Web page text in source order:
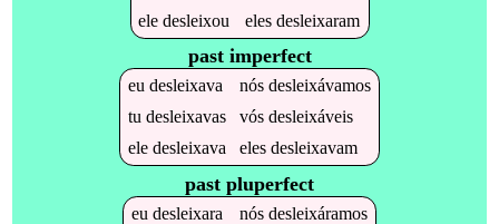
eledesleixou elesdesleixaram
past imperfect
eu desleixava nós desleixávamos
tu desleixavas vós desleixáveis
ele desleixava eles desleixavam
past pluperfect
eu desleixara nós desleixáramos